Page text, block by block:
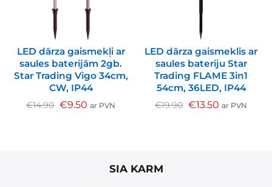
LED dārza gaismekļi ar
saules baterijām 2gb.
Star Trading Vigo 34cm,
CW, IP44
€14.90 €9.50 ar PVN
LED dārza gaismeklis ar
saules bateriju Star
Trading FLAME 3in1
54cm, 36LED, IP44
€19.90 €13.50 ar PVN
SIA KARM